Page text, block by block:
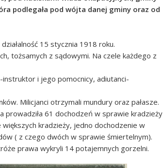
podlegała pod wójta danej gminy oraz od
15 stycznia 1918 roku.
tożsamych z sądowymi. Na czele każdego z
instruktor i jego pomocnicy, adiutanci-
Milicjanci otrzymali mundury oraz pałasze.
prowadziła 61 dochodzeń w sprawie kradzieży
kradzieży, jedno dochodzenie w
( z czego dwóch w sprawie śmiertelnym).
prawa wykryli 14 potajemnych gorzelni.